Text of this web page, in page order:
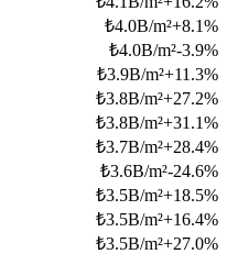
₺4.0B/m²+8.1%
₺4.0B/m²-3.9%
₺3.9B/m²+11.3%
₺3.8B/m²+27.2%
₺3.8B/m²+31.1%
₺3.7B/m²+28.4%
₺3.6B/m²-24.6%
₺3.5B/m²+18.5%
₺3.5B/m²+16.4%
₺3.5B/m²+27.0%